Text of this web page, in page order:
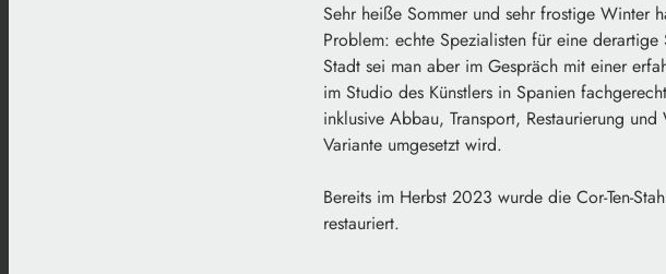
Sehr heiße Sommer und sehr frostige Winter
Problem: echte Spezialisten für eine
Stadt sei man aber im Gespräch mit einer
im Studio des Künstlers in Spanien
inklusive Abbau, Transport, Restaurierung
Variante umgesetzt wird.
Bereits im Herbst 2023 wurde die Cor-Ten-
restauriert.